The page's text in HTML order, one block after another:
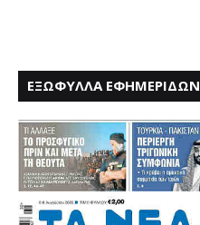
ΕΞΩΦΥΛΛΑ ΕΦΗΜΕΡΙΔΩΝ